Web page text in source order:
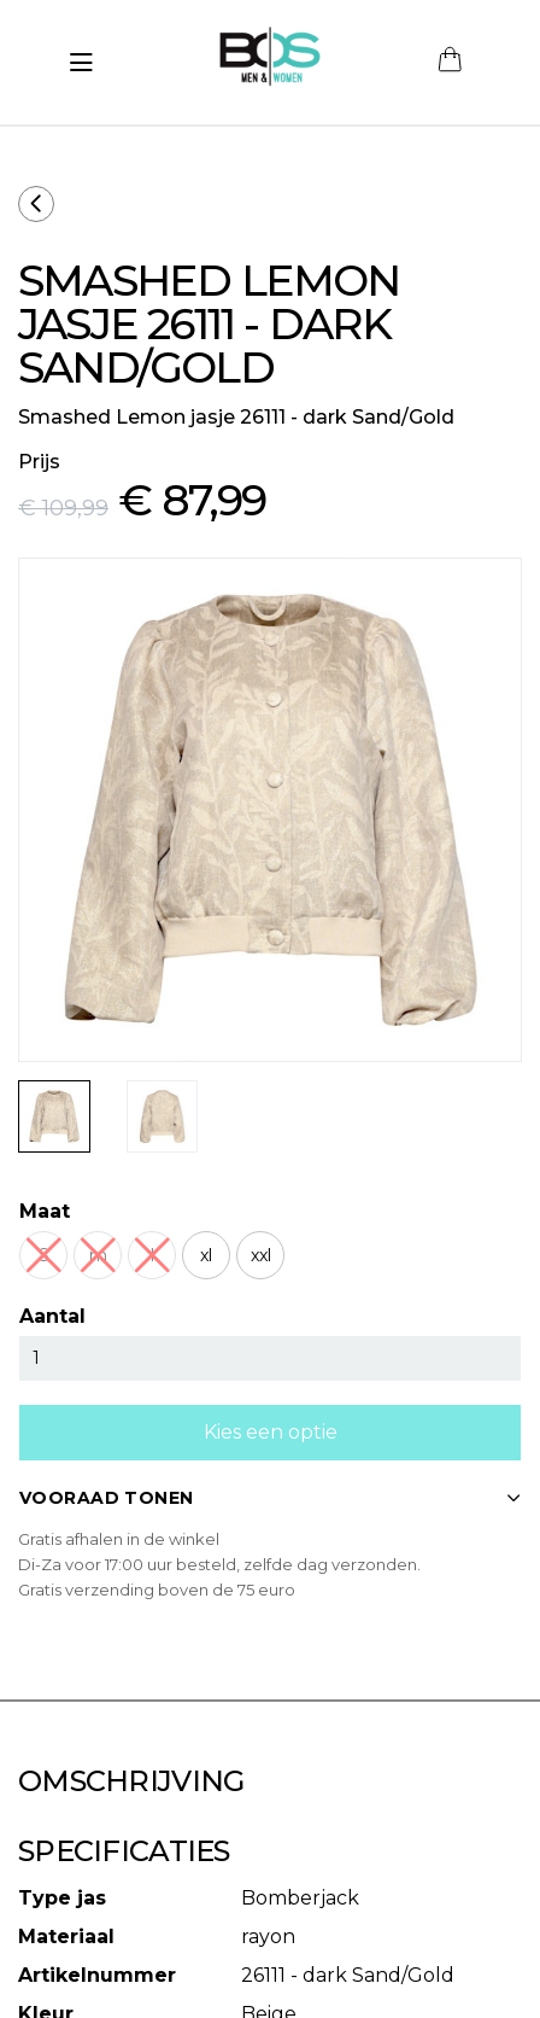
(Men)
(Sale)
Toggle navigation
SMASHED LEMON
JASJE 26111 - DARK
SAND/GOLD
Smashed Lemon jasje 26111 - dark Sand/Gold
Prijs
€ 109,99 € 87,99
Maat
S m l xl xxl
Aantal
Kies een optie
VOORAAD TONEN
Gratis afhalen in de winkel
Di-Za voor 17:00 uur besteld, zelfde dag verzonden.
Gratis verzending boven de 75 euro
OMSCHRIJVING
SPECIFICATIES
Type jas
Bomberjack
Materiaal
rayon
Artikelnummer
26111 - dark Sand/Gold
Kleur
Beige